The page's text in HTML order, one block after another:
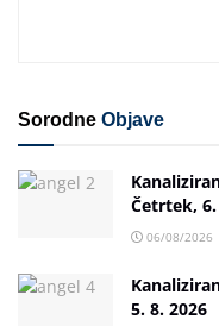
Sorodne Objave
Četrtek, 6.
06/08/2026
5. 8. 2026